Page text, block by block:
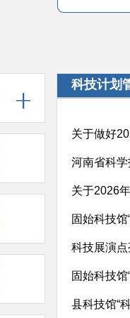
科技计划
关于做好
河南省科
关于2026
固始科技
科技展演
固始科技
县科技馆“